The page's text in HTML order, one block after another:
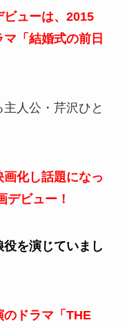
ビューは、2015
「結婚式の前日
人公・芹沢ひと
化し話題になっ
デビュー！
を演じていまし
のドラマ「THE